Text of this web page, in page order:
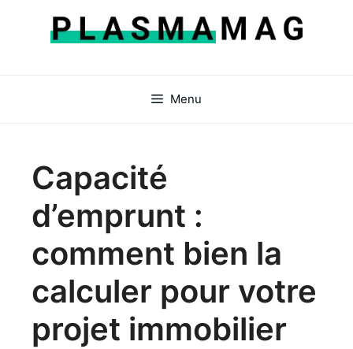
Menu
Capacité
d’emprunt :
comment bien la
calculer pour votre
projet immobilier